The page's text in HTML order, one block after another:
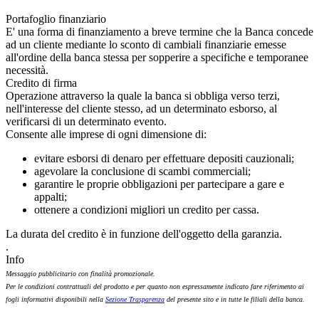
Portafoglio finanziario
E' una forma di finanziamento a breve termine che la Banca concede
ad un cliente mediante lo sconto di cambiali finanziarie emesse
all'ordine della banca stessa per sopperire a specifiche e temporanee
necessità.
Credito di firma
Operazione attraverso la quale la banca si obbliga verso terzi,
nell'interesse del cliente stesso, ad un determinato esborso, al
verificarsi di un determinato evento.
Consente alle imprese di ogni dimensione di:
evitare esborsi di denaro per effettuare depositi cauzionali;
agevolare la conclusione di scambi commerciali;
garantire le proprie obbligazioni per partecipare a gare e
appalti;
ottenere a condizioni migliori un credito per cassa.
La durata del credito è in funzione dell'oggetto della garanzia.
.
Info
Messaggio pubblicitario con finalità promozionale.
Per le condizioni contrattuali del prodotto e per quanto non espressamente indicato fare riferimento ai
fogli informativi disponibili nella Sezione Trasparenza del presente sito e in tutte le filiali della banca.